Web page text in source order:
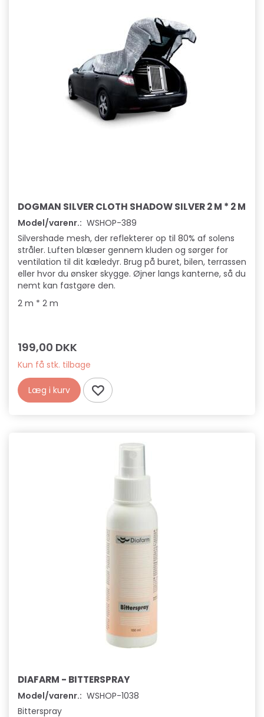
DOGMAN SILVER CLOTH SHADOW SILVER 2 M * 2 M
Model/varenr.: WSHOP-389
Silvershade mesh, der reflekterer op til 80% af solens
stråler. Luften blæser gennem kluden og sørger for
ventilation til dit kæledyr. Brug på buret, bilen, terrassen
eller hvor du ønsker skygge. Øjner langs kanterne, så du
nemt kan fastgøre den.
2 m * 2 m
199,00 DKK
Kun få stk. tilbage
Læg i kurv
DIAFARM - BITTERSPRAY
Model/varenr.: WSHOP-1038
Bitterspray